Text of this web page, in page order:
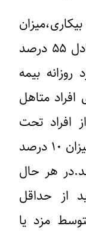
بیمه بیکاری،میزان
مقرری روزانه بیمه شده بیکار معادل ۵۵ درصد
بیمه
متاهل
افراد تحت
تکفل، به ازای هر یک از آنها به میزان ۱۰ درصد
هر حال
از حداقل
۸۰ درصد متوسط مزد یا